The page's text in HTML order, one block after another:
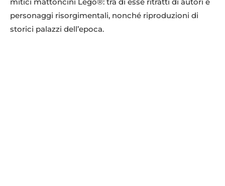
personaggi risorgimentali, nonché riproduzioni di
storici palazzi dell’epoca.